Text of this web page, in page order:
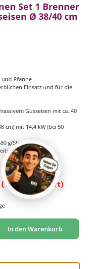
Set 1 Brenner
Ø 38/40 cm
Pfanne
Einsatz und für die
Gusseisen mit ca. 40
cm) mit 14,4 kW (bei 50
g/Stunde
(14.03% gespart)
ein oder benutze die Schaltflächen um
In den Warenkorb